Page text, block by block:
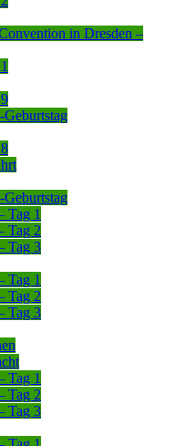
in Dresden –
Geburtstag
Geburtstag
Tag 1
Tag 2
Tag 3
Tag 1
Tag 2
Tag 3
Tag 1
Tag 2
Tag 3